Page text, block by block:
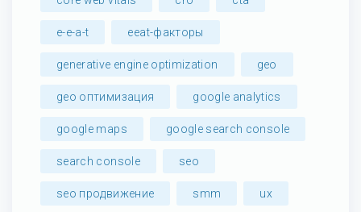
e-e-a-t eeat-факторы
generative engine optimization geo
geo оптимизация google analytics
google maps google search console
search console seo
seo продвижение smm ux